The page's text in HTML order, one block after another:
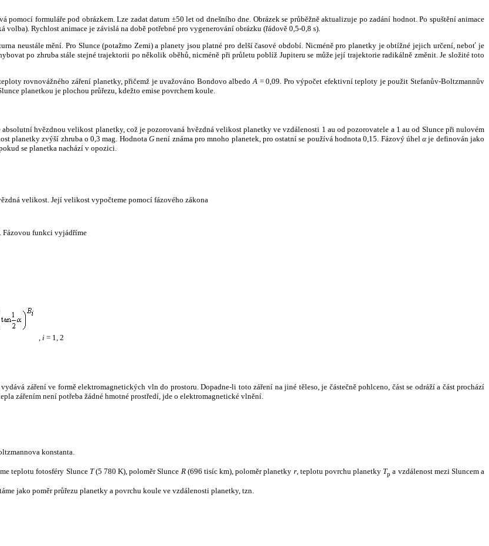
formuláře pod obrázkem. Lze zadat datum ±50 let od dnešního dne. Obrázek se průběžně aktualizuje po zadání hodnot. Po spuštění animace
Rychlost animace je závislá na době potřebné pro vygenerování obrázku (řádově 0,5-0,8 s).
neustále mění. Pro Slunce (potažmo Zemi) a planety jsou platné pro delší časové období. Nicméně pro planetky je obtížné jejich určení, neboť je
po zhruba stále stejné trajektorii po několik oběhů, nicméně při průletu poblíž Jupiteru se může její trajektorie radikálně změnit. Je složité toto
rovnovážného záření planetky, přičemž je uvažováno Bondovo albedo A = 0,09. Pro výpočet efektivní teploty je použit Stefanův-Boltzmannův
planetkou je plochou průřezu, kdežto emise povrchem koule.
hvězdnou velikost planetky, což je pozorovaná hvězdná velikost planetky ve vzdálenosti 1 au od pozorovatele a 1 au od Slunce při nulovém
planetky zvýší zhruba o 0,3 mag. HodnotaG není známa pro mnoho planetek, pro ostatní se používá hodnota 0,15. Fázový úhelα je definován jako
se planetka nachází v opozici.
velikost. Její velikost vypočteme pomocí fázového zákona
Fázovou funkci vyjádříme
, i = 1, 2
záření ve formě elektromagnetických vln do prostoru. Dopadne-li toto záření na jiné těleso, je částečně pohlceno, část se odráží a část prochází
zářením není potřeba žádné hmotné prostředí, jde o elektromagnetické vlnění.
konstanta.
teplotu fotosféry Slunce T(5 780 K), poloměr Slunce R(696 tisíc km), poloměr planetky r, teplotu povrchu planetky Tp a vzdálenost mezi Sluncem a
jako poměr průřezu planetky a povrchu koule ve vzdálenosti planetky, tzn.